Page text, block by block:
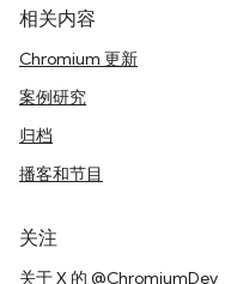
相关内容
Chromium 更新
案例研究
归档
播客和节目
关注
关于 X 的 @ChromiumDev